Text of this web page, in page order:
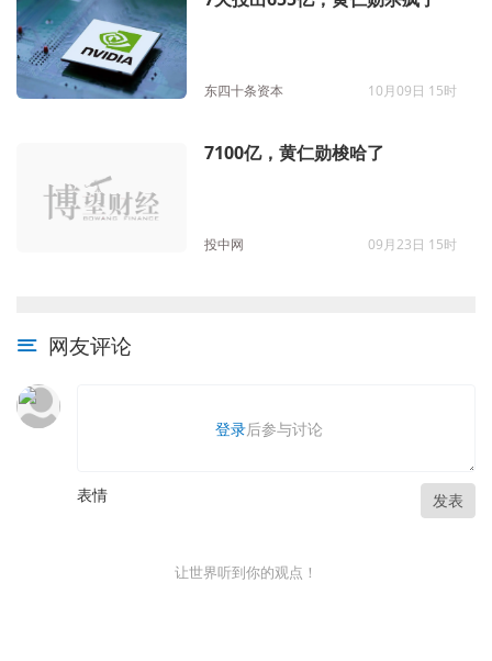
东四十条资本 10月09日 15时
7100亿，黄仁勋梭哈了
投中网 09月23日 15时
网友评论
登录后参与讨论
表情 发表
让世界听到你的观点！